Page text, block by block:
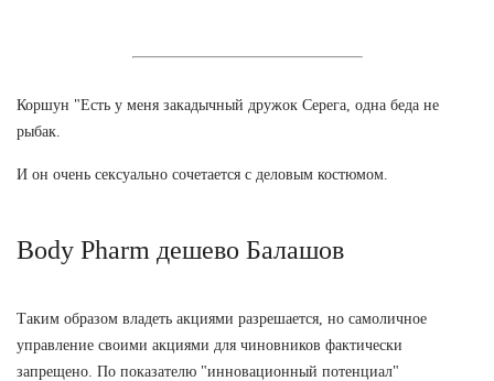
Коршун "Есть у меня закадычный дружок Серега, одна беда не
рыбак.
И он очень сексуально сочетается с деловым костюмом.
Body Pharm дешево Балашов
Таким образом владеть акциями разрешается, но самоличное
управление своими акциями для чиновников фактически
запрещено. По показателю "инновационный потенциал"